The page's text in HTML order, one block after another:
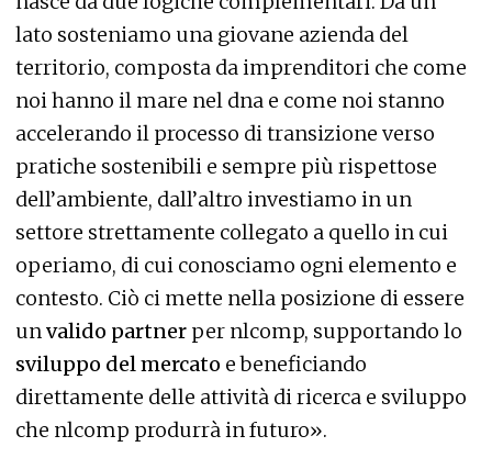
lato sosteniamo una giovane azienda del
territorio, composta da imprenditori che come
noi hanno il mare nel dna e come noi stanno
accelerando il processo di transizione verso
pratiche sostenibili e sempre più rispettose
dell’ambiente, dall’altro investiamo in un
settore strettamente collegato a quello in cui
operiamo, di cui conosciamo ogni elemento e
contesto. Ciò ci mette nella posizione di essere
unvalido partner per nlcomp, supportando lo
sviluppo del mercato e beneficiando
direttamente delle attività di ricerca e sviluppo
che nlcomp produrrà in futuro».